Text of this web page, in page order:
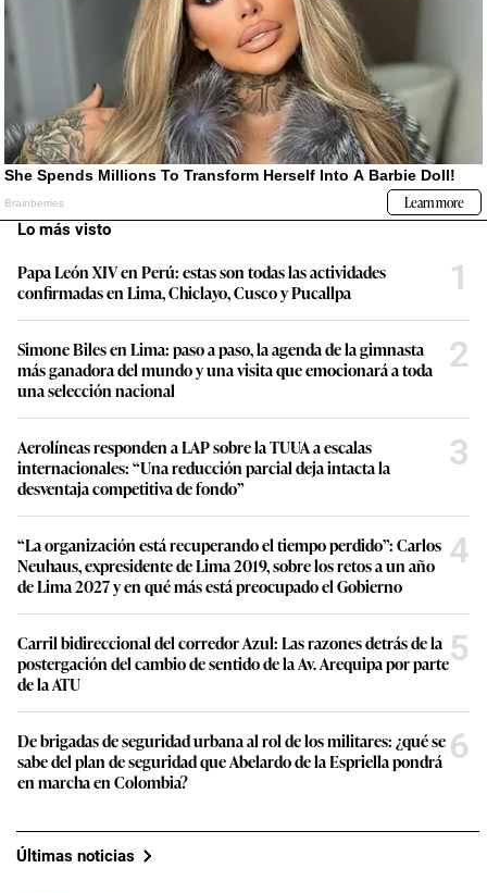
Lo más visto
Papa León XIV en Perú: estas son todas las actividades
confirmadas en Lima, Chiclayo, Cusco y Pucallpa
1
Simone Biles en Lima: paso a paso, la agenda de la gimnasta
más ganadora del mundo y una visita que emocionará a toda
una selección nacional
2
Aerolíneas responden a LAP sobre la TUUA a escalas
internacionales: “Una reducción parcial deja intacta la
desventaja competitiva de fondo”
3
“La organización está recuperando el tiempo perdido”: Carlos
Neuhaus, expresidente de Lima 2019, sobre los retos a un año
de Lima 2027 y en qué más está preocupado el Gobierno
4
Carril bidireccional del corredor Azul: Las razones detrás de la
postergación del cambio de sentido de la Av. Arequipa por parte
de la ATU
5
De brigadas de seguridad urbana al rol de los militares: ¿qué se
sabe del plan de seguridad que Abelardo de la Espriella pondrá
en marcha en Colombia?
6
Últimas noticias